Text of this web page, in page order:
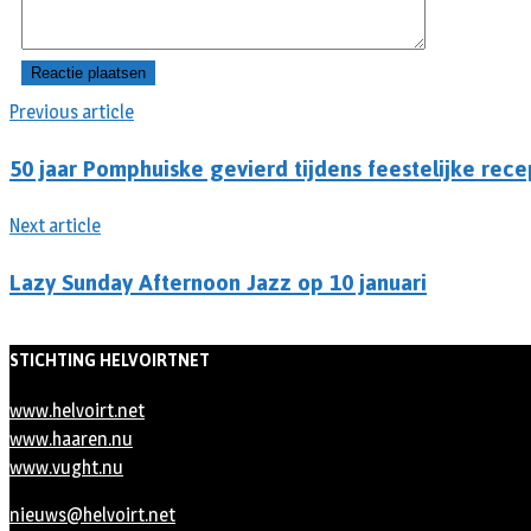
Previous article
50 jaar Pomphuiske gevierd tijdens feestelijke
Next article
Lazy Sunday Afternoon Jazz op 10 januari
STICHTING HELVOIRTNET
www.helvoirt.net
www.haaren.nu
www.vught.nu
nieuws@helvoirt.net